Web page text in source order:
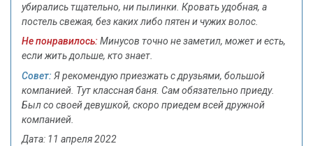
убирались тщательно, ни пылинки. Кровать удобная, а
постель свежая, без каких либо пятен и чужих волос.
Не понравилось: Минусов точно не заметил, может и есть,
если жить дольше, кто знает.
Совет: Я рекомендую приезжать с друзьями, большой
компанией. Тут классная баня. Сам обязательно приеду.
Был со своей девушкой, скоро приедем всей дружной
компанией.
Дата: 11 апреля 2022